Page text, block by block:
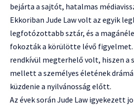
bejárta a sajtót, hatalmas
Ekkoriban Jude Law volt az egyik
legfotózottabb sztár, és a
fokozták a körülötte lévő figyelmet.
rendkívül megterhelő volt, hiszen a
mellett a személyes életének
küzdenie a nyilvánosság előtt.
Az évek során Jude Law igyekezett